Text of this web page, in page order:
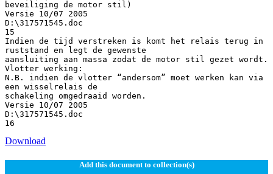
Download
Add this document to collection(s)